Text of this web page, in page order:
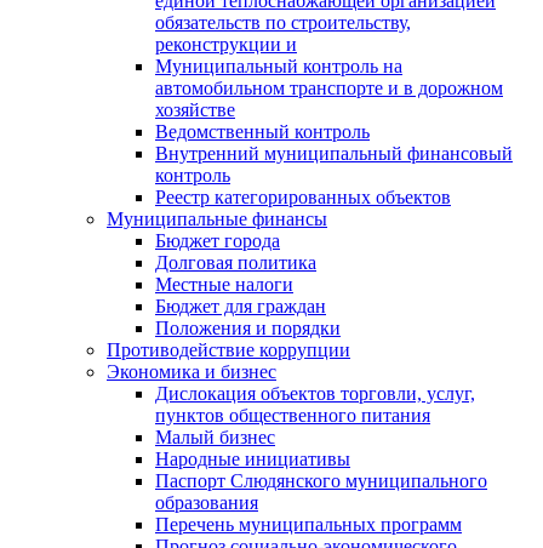
обязательств по строительству,
реконструкции и
Муниципальный контроль на
автомобильном транспорте и в дорожном
хозяйстве
Ведомственный контроль
Внутренний муниципальный финансовый
контроль
Реестр категорированных объектов
Муниципальные финансы
Бюджет города
Долговая политика
Местные налоги
Бюджет для граждан
Положения и порядки
Противодействие коррупции
Экономика и бизнес
Дислокация объектов торговли, услуг,
пунктов общественного питания
Малый бизнес
Народные инициативы
Паспорт Слюдянского муниципального
образования
Перечень муниципальных программ